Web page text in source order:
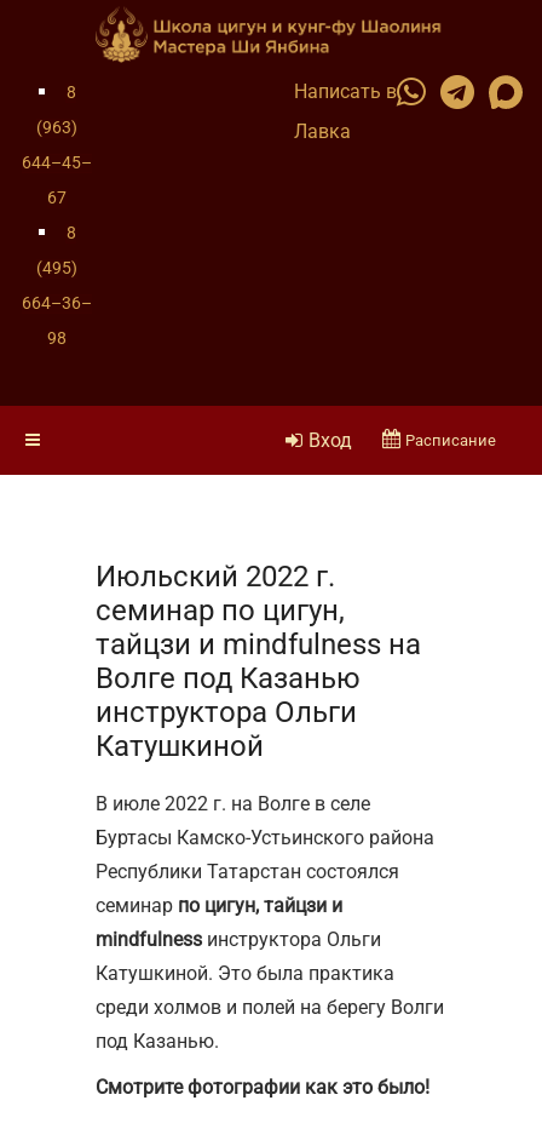
8
(963)
644–45–
67
8
(495)
664–36–
98
Написать в
Лавка
Вход Расписание
Июльский 2022 г.
семинар по цигун,
тайцзи и mindfulness на
Волге под Казанью
инструктора Ольги
Катушкиной
В июле 2022 г. на Волге в селе
Буртасы Камско-Устьинского района
Республики Татарстан состоялся
семинар по цигун, тайцзи и
mindfulness инструктора Ольги
Катушкиной. Это была практика
среди холмов и полей на берегу Волги
под Казанью.
Смотрите фотографии как это было!